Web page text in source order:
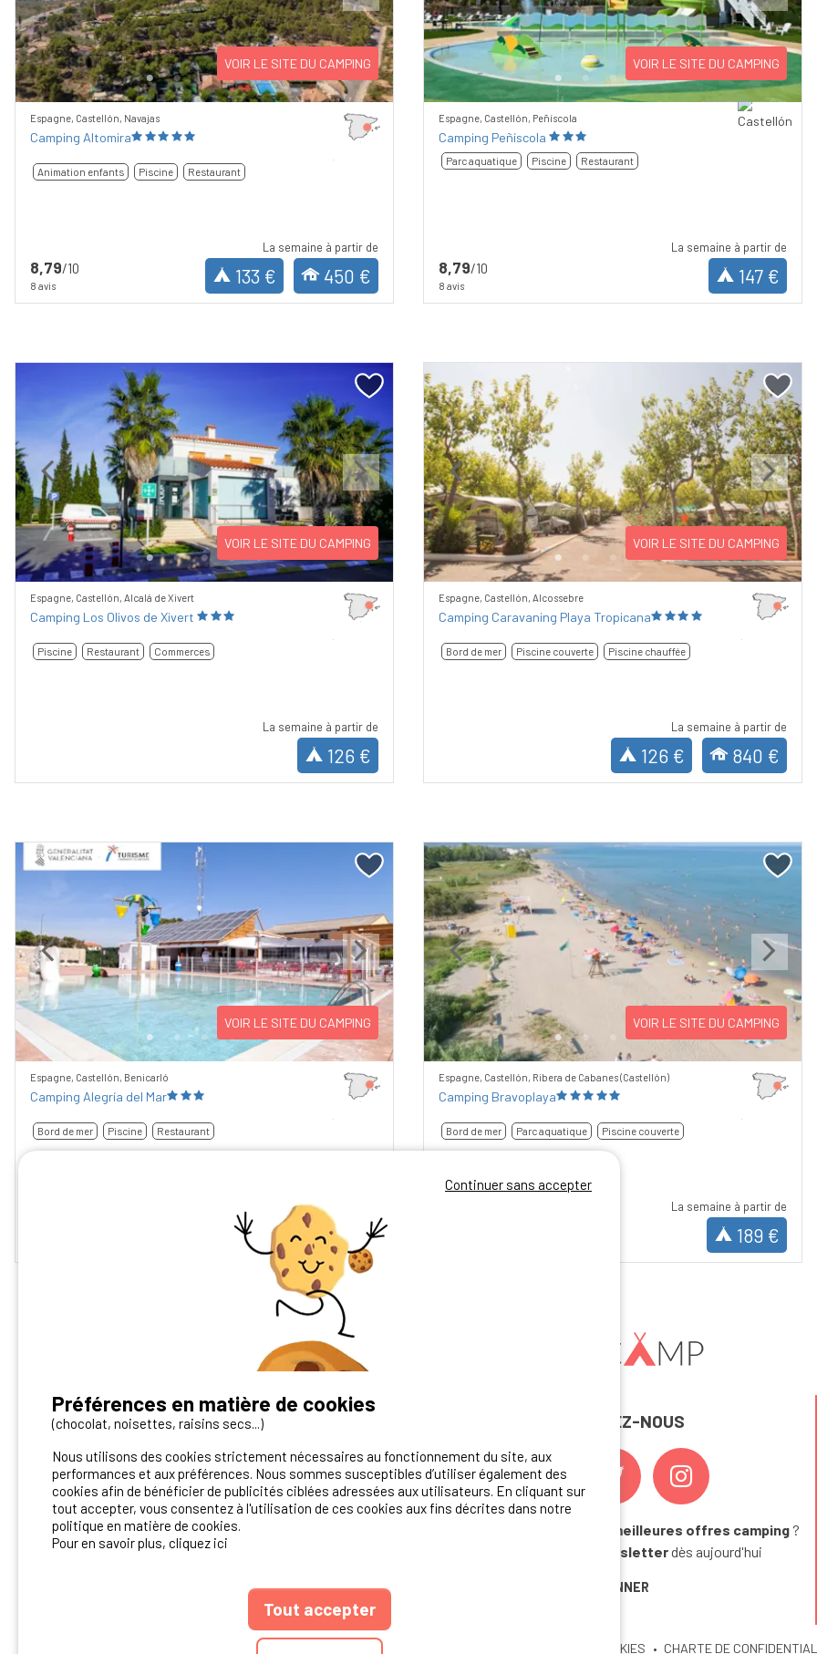
Previous Next
VOIR LE SITE DU CAMPING
Espagne, Castellón, Navajas
Camping Altomira
Animation enfants Piscine Restaurant
8,79/10
8 avis
La semaine à partir de
133 € 450 €
Previous Next
VOIR LE SITE DU CAMPING
Espagne, Castellón, Peñíscola
Camping Peñíscola
Parc aquatique Piscine Restaurant
8,79/10
8 avis
La semaine à partir de
147 €
Previous Next
VOIR LE SITE DU CAMPING
Espagne, Castellón, Alcalá de Xivert
Camping Los Olivos de Xivert
Piscine Restaurant Commerces
La semaine à partir de
126 €
Previous Next
VOIR LE SITE DU CAMPING
Espagne, Castellón, Alcossebre
Camping Caravaning Playa Tropicana
Bord de mer Piscine couverte Piscine chauffée
La semaine à partir de
126 € 840 €
Previous Next
VOIR LE SITE DU CAMPING
Espagne, Castellón, Benicarló
Camping Alegría del Mar
Bord de mer Piscine Restaurant
La semaine à partir de
168 €
Previous Next
VOIR LE SITE DU CAMPING
Espagne, Castellón, Ribera de Cabanes (Castellón)
Camping Bravoplaya
Bord de mer Parc aquatique Piscine couverte
La semaine à partir de
189 €
Vous avez un camping ?
Contactez-nous!
Contact Ibericamp
REJOIGNEZ-NOUS
meilleures offres camping ?
Abonnez-vous à la newsletterdès aujourd'hui
S'ABONNER
CGU DU SITE COOKIES CHARTE DE
Continuer sans accepter
Préférences en matière de cookies
(chocolat, noisettes, raisins secs...)
Nous utilisons des cookies strictement nécessaires au fonctionnement du site, aux
performances et aux préférences. Nous sommes susceptibles d’utiliser également des
cookies afin de bénéficier de publicités ciblées adressées aux utilisateurs. En cliquant sur
tout accepter, vous consentez à l'utilisation de ces cookies aux fins décrites dans notre
politique en matière de cookies.
Pour en savoir plus, cliquez ici
Tout accepter